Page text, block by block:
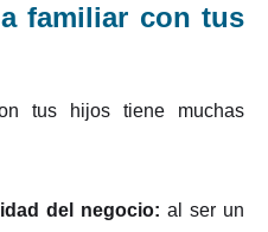
familiar con tus
tus hijos tiene muchas
del negocio: al ser un